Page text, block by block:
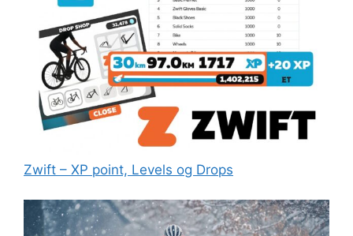
Zwift – XP point, Levels og Drops